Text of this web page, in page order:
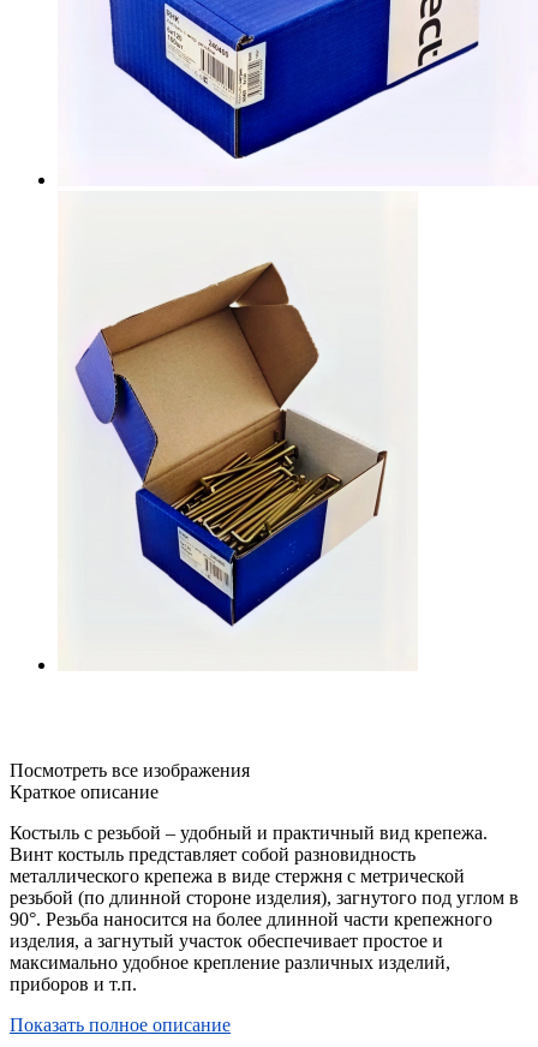
Посмотреть все изображения
Краткое описание
Костыль с резьбой – удобный и практичный вид крепежа.
Винт костыль представляет собой разновидность
металлического крепежа в виде стержня с метрической
резьбой (по длинной стороне изделия), загнутого под углом в
90°. Резьба наносится на более длинной части крепежного
изделия, а загнутый участок обеспечивает простое и
максимально удобное крепление различных изделий,
приборов и т.п.
Показать полное описание